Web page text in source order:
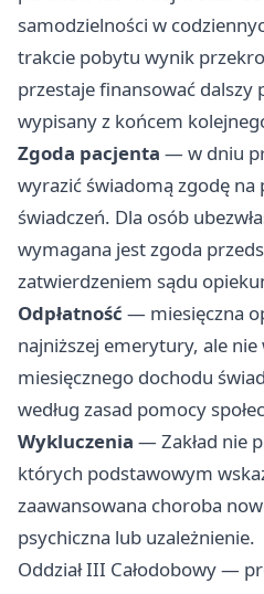
samodzielności w
trakcie pobytu wynik
przestaje finansować dalszy
wypisany z końcem
Zgoda pacjenta — w dniu
wyrazić świadomą zgodę na
świadczeń. Dla osób
wymagana jest zgoda
zatwierdzeniem sądu
Odpłatność — miesięczna
najniższej emerytury, ale nie
miesięcznego dochodu
według zasad pomocy
Wykluczenia — Zakład nie
których podstawowym
zaawansowana choroba
psychiczna lub uzależnienie.
Oddział III Całodobowy —